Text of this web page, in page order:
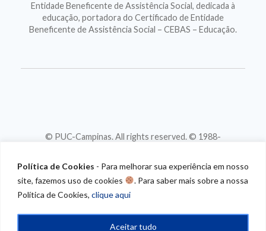
Política de Cookies - Para melhorar sua experiência em nosso
site, fazemos uso de cookies
. Para saber mais sobre a nossa
Política de Cookies, clique aqui
Aceitar tudo
Entidade Beneficente de Assistência Social, dedicada à
educação, portadora do Certificado de Entidade
Beneficente de Assistência Social – CEBAS – Educação.
© PUC-Campinas. All rights reserved. © 1988-